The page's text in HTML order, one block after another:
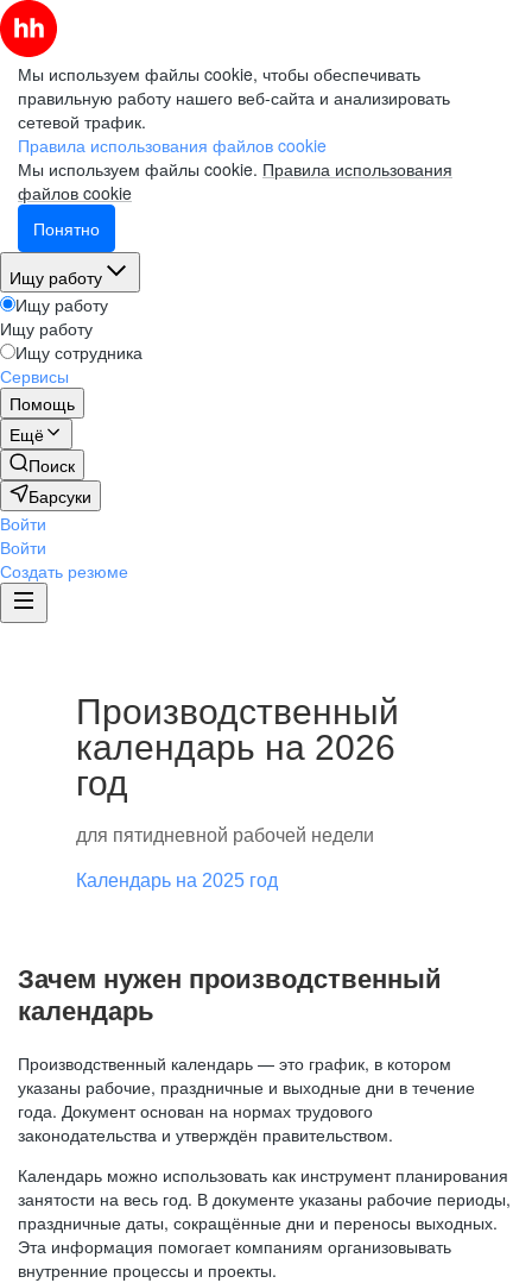
Мы используем файлы cookie, чтобы обеспечивать
правильную работу нашего веб-сайта и анализировать
сетевой трафик.
Правила использования файлов cookie
Мы используем файлы cookie. Правила использования
файлов cookie
Понятно
Ищу работу
Ищу работу
Ищу работу
Ищу сотрудника
Сервисы
Помощь
Ещё
Поиск
Барсуки
Войти
Войти
Создать резюме
Производственный
календарь на 2026
год
для пятидневной рабочей недели
Календарь на 2025 год
Зачем нужен производственный
календарь
Производственный календарь — это график, в котором
указаны рабочие, праздничные и выходные дни в течение
года. Документ основан на нормах трудового
законодательства и утверждён правительством.
Календарь можно использовать как инструмент планирования
занятости на весь год. В документе указаны рабочие периоды,
праздничные даты, сокращённые дни и переносы выходных.
Эта информация помогает компаниям организовывать
внутренние процессы и проекты.